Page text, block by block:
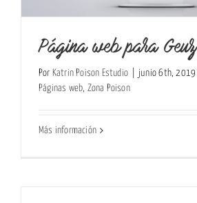
Página web para Geuz
Por Katrin Poison Estudio junio 6th, 2019
Páginas web, Zona Poison
Más información